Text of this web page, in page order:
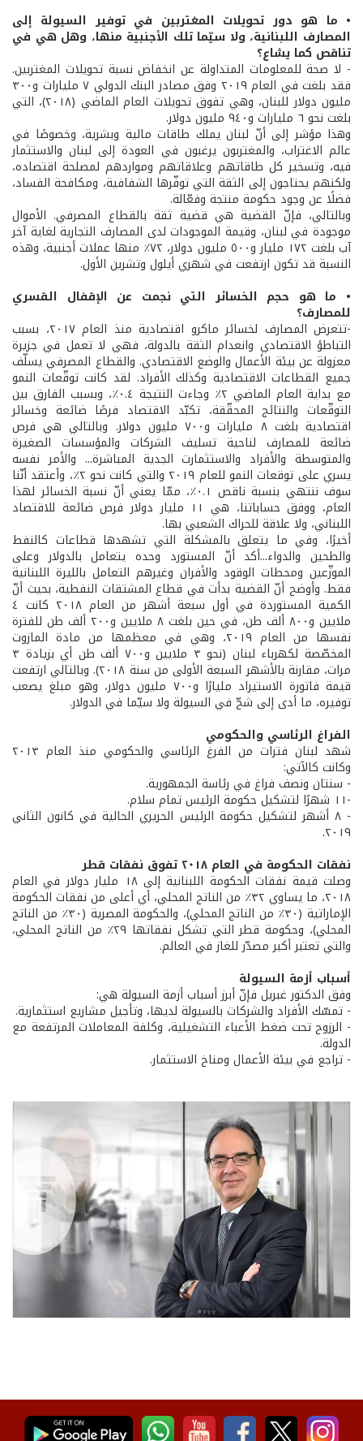
• ما هو دور تحويلات المغتربين في توفير السيولة إلى
المصارف اللبنانية، ولا سيّما تلك الأجنبية منها، وهل هي في
تناقص كما يشاع؟
- لا صحة للمعلومات المتداولة عن انخفاض نسبة تحويلات المغتربين.
فقد بلغت في العام ٢٠١٩ وفق مصادر البنك الدولي ٧ مليارات و٣٠٠
مليون دولار للبنان، وهي تفوق تحويلات العام الماضي (٢٠١٨)، التي
بلغت نحو ٦ مليارات و٩٤٠ مليون دولار.
وهذا مؤشر إلى أنّ لبنان يملك طاقات مالية وبشرية، وخصوصًا في
عالم الاغتراب، والمغتربون يرغبون في العودة إلى لبنان والاستثمار
فيه، وتسخير كل طاقاتهم وعلاقاتهم ومواردهم لمصلحة اقتصاده،
ولكنهم يحتاجون إلى الثقة التي توفّرها الشفافية، ومكافحة الفساد،
فضلًا عن وجود حكومة منتجة وفعّالة.
وبالتالي، فإنّ القضية هي قضية ثقة بالقطاع المصرفي. الأموال
موجودة في لبنان، وقيمة الموجودات لدى المصارف التجارية لغاية آخر
آب بلغت ١٧٢ مليار و٥٠٠ مليون دولار، ٧٢٪ منها عملات أجنبية، وهذه
النسبة قد تكون ارتفعت في شهري أيلول وتشرين الأول.
• ما هو حجم الخسائر التي نجمت عن الإقفال القسري
للمصارف؟
-تتعرض المصارف لخسائر ماكرو اقتصادية منذ العام ٢٠١٧، بسبب
التباطؤ الاقتصادي وانعدام الثقة بالدولة، فهي لا تعمل في جزيرة
معزولة عن بيئة الأعمال والوضع الاقتصادي. والقطاع المصرفي يسلّف
جميع القطاعات الاقتصادية وكذلك الأفراد. لقد كانت توقّعات النمو
مع بداية العام الماضي ٢٪ وجاءت النتيجة ٠.٤٪، وبسبب الفارق بين
التوقّعات والنتائج المحقّقة، تكبّد الاقتصاد فرصًا ضائعة وخسائر
اقتصادية بلغت ٨ مليارات و٧٠٠ مليون دولار. وبالتالي هي فرص
ضائعة للمصارف لناحية تسليف الشركات والمؤسسات الصغيرة
والمتوسطة والأفراد والاستثمارت الجدية المباشرة... والأمر نفسه
يسري على توقعات النمو للعام ٢٠١٩ والتي كانت نحو ٢٪، وأعتقد أنّنا
سوف ننتهي بنسبة ناقص ٠.١٪، ممّا يعني أنّ نسبة الخسائر لهذا
العام، ووفق حساباتنا، هي ١١ مليار دولار فرص ضائعة للاقتصاد
اللبناني، ولا علاقة للحراك الشعبي بها.
أخيرًا، وفي ما يتعلق بالمشكلة التي تشهدها قطاعات كالنفط
والطحين والدواء...أكد أنّ المستورد وحده يتعامل بالدولار وعلى
الموزّعين ومحطات الوقود والأفران وغيرهم التعامل بالليرة اللبنانية
فقط. وأوضح أنّ القضية بدأت في قطاع المشتقات النفطية، بحيث أنّ
الكمية المستوردة في أول سبعة أشهر من العام ٢٠١٨ كانت ٤
ملايين و٨٠٠ ألف طن، في حين بلغت ٨ ملايين و٢٠٠ ألف طن للفترة
نفسها من العام ٢٠١٩، وهي في معظمها من مادة المازوت
المخصّصة لكهرباء لبنان (نحو ٣ ملايين و٧٠٠ ألف طن أي بزيادة ٣
مرات، مقارنة بالأشهر السبعة الأولى من سنة ٢٠١٨). وبالتالي ارتفعت
قيمة فاتورة الاستيراد مليارًا و٧٠٠ مليون دولار، وهو مبلغ يصعب
توفيره، ما أدى إلى شحّ في السيولة ولا سيّما في الدولار.
الفراغ الرئاسي والحكومي
شهد لبنان فترات من الفرغ الرئاسي والحكومي منذ العام ٢٠١٣
وكانت كالآتي:
- سنتان ونصف فراغ في رئاسة الجمهورية.
-١١ شهرًا لتشكيل حكومة الرئيس تمام سلام.
- ٨ أشهر لتشكيل حكومة الرئيس الحريري الحالية في كانون الثاني
٢٠١٩.
نفقات الحكومة في العام ٢٠١٨
تفوق نفقات قطر
وصلت قيمة نفقات الحكومة اللبنانية إلى ١٨ مليار دولار في العام
٢٠١٨، ما يساوي ٣٢٪ من الناتج المحلي، أي أعلى من نفقات الحكومة
الإماراتية (٣٠٪ من الناتج المحلي)، والحكومة المصرية (٣٠٪ من الناتج
المحلي)، وحكومة قطر التي تشكل نفقاتها ٢٩٪ من الناتج المحلي،
والتي تعتبر أكبر مصدّر للغاز في العالم.
أسباب أزمة السيولة
وفق الدكتور غبريل فإنّ أبرز أسباب أزمة السيولة هي:
- تمسّك الأفراد والشركات بالسيولة لديها، وتأجيل مشاريع استثمارية.
- الرزوح تحت ضغط الأعباء التشغيلية، وكلفة المعاملات المرتفعة مع
الدولة.
- تراجع في بيئة الأعمال ومناخ الاستثمار.